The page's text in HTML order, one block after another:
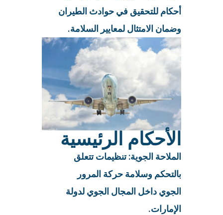
أحكام للتحقيق في حوادث الطيران
وضمان الامتثال لمعايير السلامة.
الأحكام الرئيسية
الملاحة الجوية: تنظيمات تتعلق
بالتحكم وسلامة حركة المرور
الجوي داخل المجال الجوي لدولة
الإمارات.